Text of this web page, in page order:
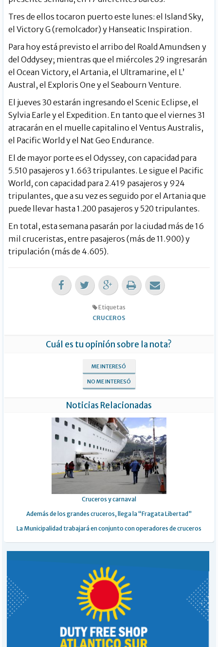
Tres de ellos tocaron puerto este lunes: el Island Sky,
el Victory G (remolcador) y Hanseatic Inspiration.
Para hoy está previsto el arribo del Roald Amundsen y
del Oddysey; mientras que el miércoles 29 ingresarán
el Ocean Victory, el Artania, el Ultramarine, el L’
Austral, el Exploris One y el Seabourn Venture.
El jueves 30 estarán ingresando el Scenic Eclipse, el
Sylvia Earle y el Expedition. En tanto que el viernes 31
atracarán en el muelle capitalino el Ventus Australis,
el Pacific World y el Nat Geo Endurance.
El de mayor porte es el Odyssey, con capacidad para
5.510 pasajeros y 1.663 tripulantes. Le sigue el Pacific
World, con capacidad para 2.419 pasajeros y 924
tripulantes, que a su vez es seguido por el Artania que
puede llevar hasta 1.200 pasajeros y 520 tripulantes.
En total, esta semana pasarán por la ciudad más de 16
mil cruceristas, entre pasajeros (más de 11.900) y
tripulación (más de 4.605).
Etiquetas
CRUCEROS
Cuál es tu opinión sobre la nota?
ME INTERESÓ
NO ME INTERESÓ
Noticias Relacionadas
Cruceros y carnaval
Además de los grandes cruceros, llega la “Fragata Libertad”
La Municipalidad trabajará en conjunto con operadores de cruceros